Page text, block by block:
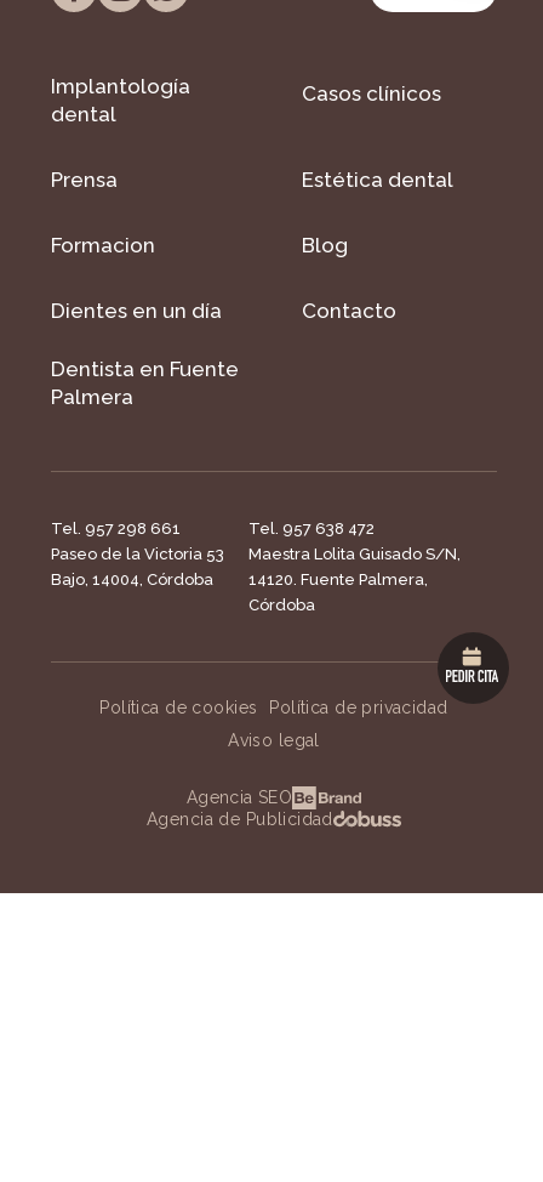
Implantología
dental
Casos clínicos
Prensa Estética dental
Formacion Blog
Dientes en un día Contacto
Dentista en Fuente
Palmera
Tel. 957 298 661
Paseo de la Victoria 53
Bajo, 14004, Córdoba
Tel. 957 638 472
Maestra Lolita Guisado S/N,
14120. Fuente Palmera,
Córdoba
Política de cookies
Política de privacidad
Aviso legal
Agencia SEO
Agencia de Publicidad